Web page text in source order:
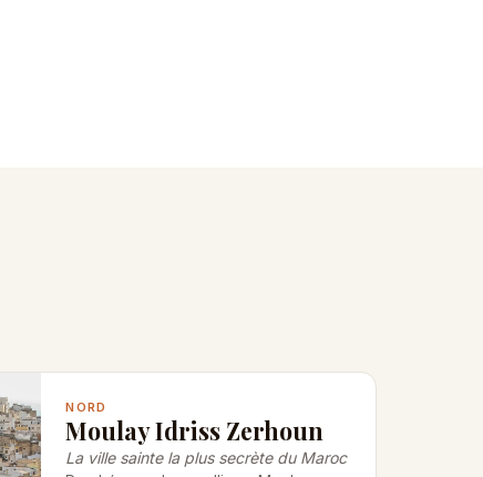
NORD
Moulay Idriss Zerhoun
La ville sainte la plus secrète du Maroc